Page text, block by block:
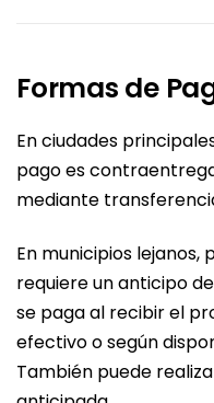
Formas de
En ciudades
pago es
mediante
En municipios
requiere un anticipo
se paga al recibir el
efectivo o según
También puede